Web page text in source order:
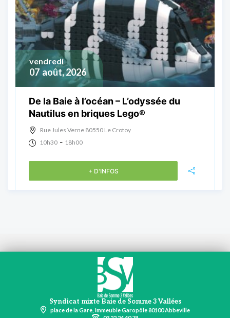
07 août, 2026
vendredi
De la Baie à l’océan – L’odyssée du
Nautilus en briques Lego®
Rue Jules Verne 80550 Le Crotoy
10h30 - 18h00
+ D'INFOS
Syndicat mixte Baie de Somme 3 Vallées
place de la Gare, Immeuble Garopôle 80100 Abbeville